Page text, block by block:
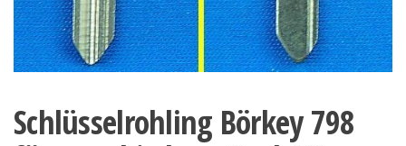
Schlüsselrohling Börkey 798